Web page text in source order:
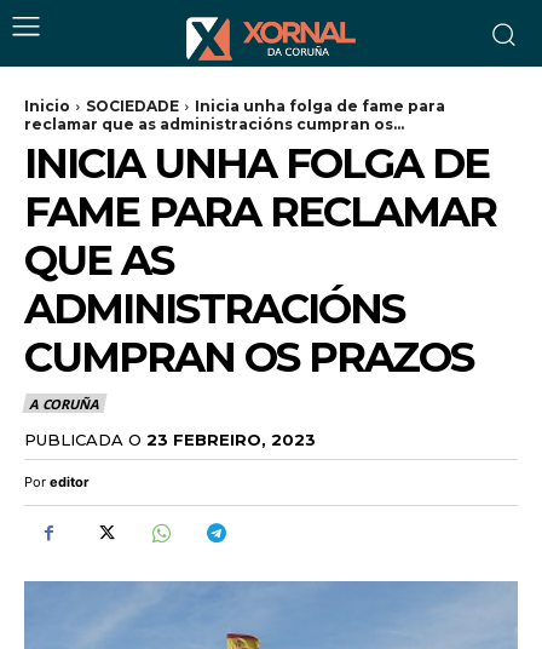
Inicio SOCIEDADE
Inicia unha folga de fame para
reclamar que as administracións cumpran os...
INICIA UNHA FOLGA DE
FAME PARA RECLAMAR
QUE AS
ADMINISTRACIÓNS
CUMPRAN OS PRAZOS
A CORUÑA
PUBLICADA O 23 FEBREIRO, 2023
Por editor